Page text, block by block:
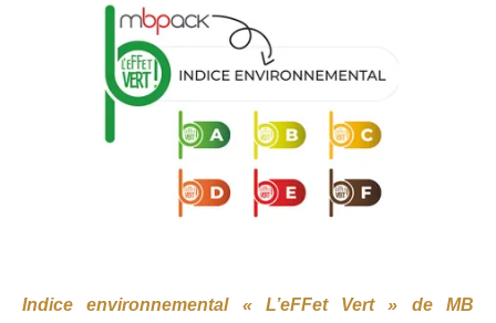
Indice environnemental « L’eFFet Vert » de MB